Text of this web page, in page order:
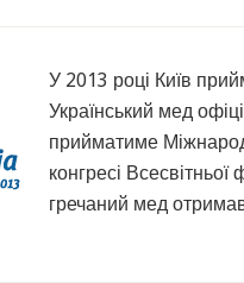
У 2013 році Київ
Український мед
прийматиме
конгресі Всесвітньої
гречаний мед